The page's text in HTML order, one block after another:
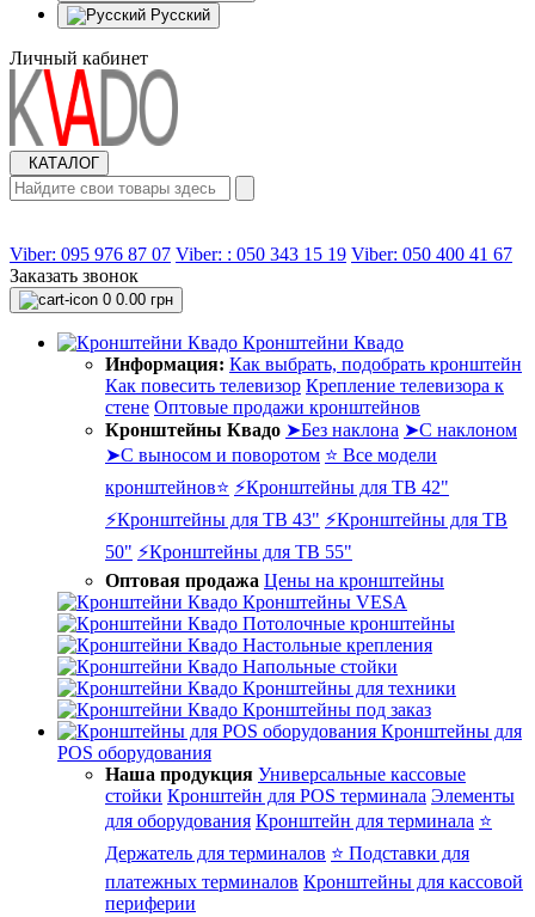
Русский
Личный кабинет
КАТАЛОГ
Viber: 095 976 87 07 Viber: : 050 343 15 19‬ Viber: 050 400 41 67
Заказать звонок
0 0.00 грн
Кронштейни Квадо
Информация: Как выбрать, подобрать кронштейн
Как повесить телевизор Крепление телевизора к
стене Оптовые продажи кронштейнов
Кронштейны Квадо ➤Без наклона ➤С наклоном
➤С выносом и поворотом ⭐ Все модели
кронштейнов⭐ ⚡Кронштейны для ТВ 42"
⚡Кронштейны для ТВ 43" ⚡Кронштейны для ТВ
50" ⚡Кронштейны для ТВ 55"
Оптовая продажа Цены на кронштейны
Кронштейны VESA
Потолочные кронштейны
Настольные крепления
Напольные стойки
Кронштейны для техники
Кронштейны под заказ
Кронштейны для
POS оборудования
Наша продукция Универсальные кассовые
стойки Кронштейн для POS терминала Элементы
для оборудования Кронштейн для терминала ⭐
Держатель для терминалов ⭐ Подставки для
платежных терминалов Кронштейны для кассовой
периферии